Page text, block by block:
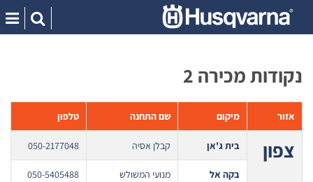
content
נקודות מכירה 2
אזור מיקום שם התחנה טלפון
צפון בית ג'אן קבלן אסיה 050-2177048
בקה אל
מנועי המשולש
050-5405488